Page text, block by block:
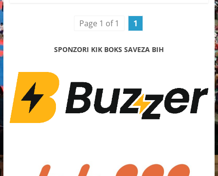
Page 1 of 1 1
SPONZORI KIK BOKS SAVEZA BIH